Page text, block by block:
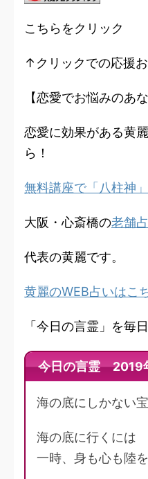
こちらをクリック
↑クリックでの応援
【恋愛でお悩みのあ
恋愛に効果がある黄
ら！
無料講座で「八柱神
大阪・心斎橋の老舗
代表の黄麗です。
黄麗のWEB占いはこ
「今日の言霊」を毎
今日の言霊 2019
海の底にしかない宝
海の底に行くには
一時、身も心も陸